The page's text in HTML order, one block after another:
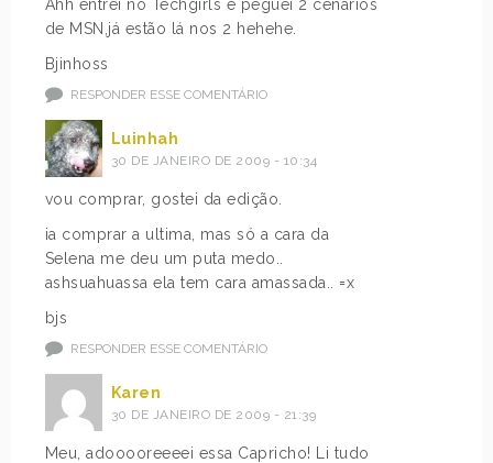
Ahh entrei no Techgirls e peguei 2 cenários
de MSN,já estão lá nos 2 hehehe.
Bjinhoss
RESPONDER ESSE COMENTÁRIO
Luinhah
30 DE JANEIRO DE 2009 - 10:34
vou comprar, gostei da edição.
ia comprar a ultima, mas só a cara da
Selena me deu um puta medo..
ashsuahuassa ela tem cara amassada.. =x
bjs
RESPONDER ESSE COMENTÁRIO
Karen
30 DE JANEIRO DE 2009 - 21:39
Meu, adooooreeeei essa Capricho! Li tudo